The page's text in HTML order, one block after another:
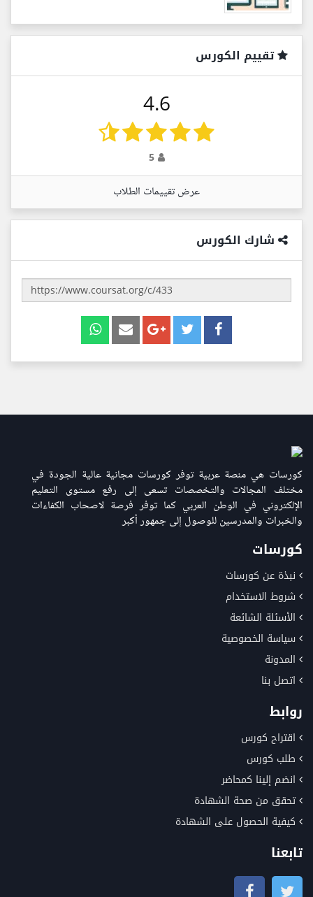
تقييم الكورس
4.6
5
عرض تقييمات الطلاب
شارك الكورس
كورسات هي منصة عربية توفر كورسات مجانية عالية الجودة في
مختلف المجالات والتخصصات تسعى إلى رفع مستوى التعليم
الإلكتروني في الوطن العربي كما توفر فرصة لاصحاب الكفاءات
والخبرات والمدرسين للوصول إلى جمهور أكبر
كورسات
نبذة عن كورسات
شروط الاستخدام
الأسئلة الشائعة
سياسة الخصوصية
المدونة
اتصل بنا
روابط
اقتراح كورس
طلب كورس
انضم إلينا كمحاضر
تحقق من صحة الشهادة
كيفية الحصول على الشهادة
تابعنا